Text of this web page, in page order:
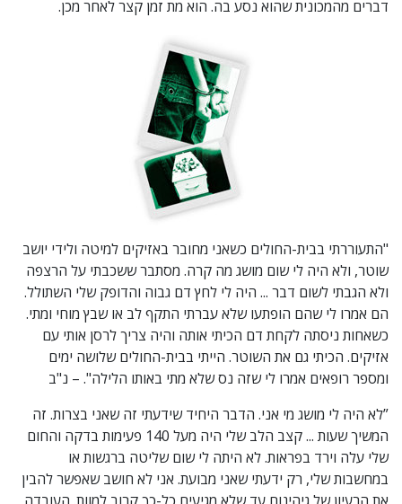
דברים מהמכונית שהוא נסע בה. הוא מת זמן קצר לאחר מכן.
"התעוררתי בבית-החולים כשאני מחובר באזיקים למיטה ולידי יושב
שוטר, ולא היה לי שום מושג מה קרה. מסתבר ששכבתי על הרצפה
ולא הגבתי לשום דבר ... היה לי לחץ דם גבוה והדופק שלי השתולל.
הם אמרו לי שהם הופתעו שלא עברתי התקף לב או שבץ מוחי ומתי.
כשאחות ניסתה לקחת דם הכיתי אותה והיה צריך לרסן אותי עם
אזיקים. הכיתי גם את השוטר. הייתי בבית-החולים שלושה ימים
ומספר רופאים אמרו לי שזה נס שלא מתי באותו הלילה". – נ"ב
”לא היה לי מושג מי אני. הדבר היחיד שידעתי זה שאני בצרות. זה
המשיך שעות ... קצב הלב שלי היה מעל 140 פעימות בדקה והחום
שלי עלה וירד בפראות. לא היתה לי שום שליטה ברגשות או
במחשבות שלי, רק ידעתי שאני מבועת. אני לא חושב שאפשר להבין